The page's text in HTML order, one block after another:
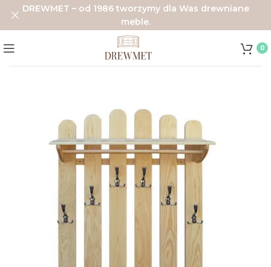
0
DREWMET – od 1986 tworzymy dla Was drewniane
meble.